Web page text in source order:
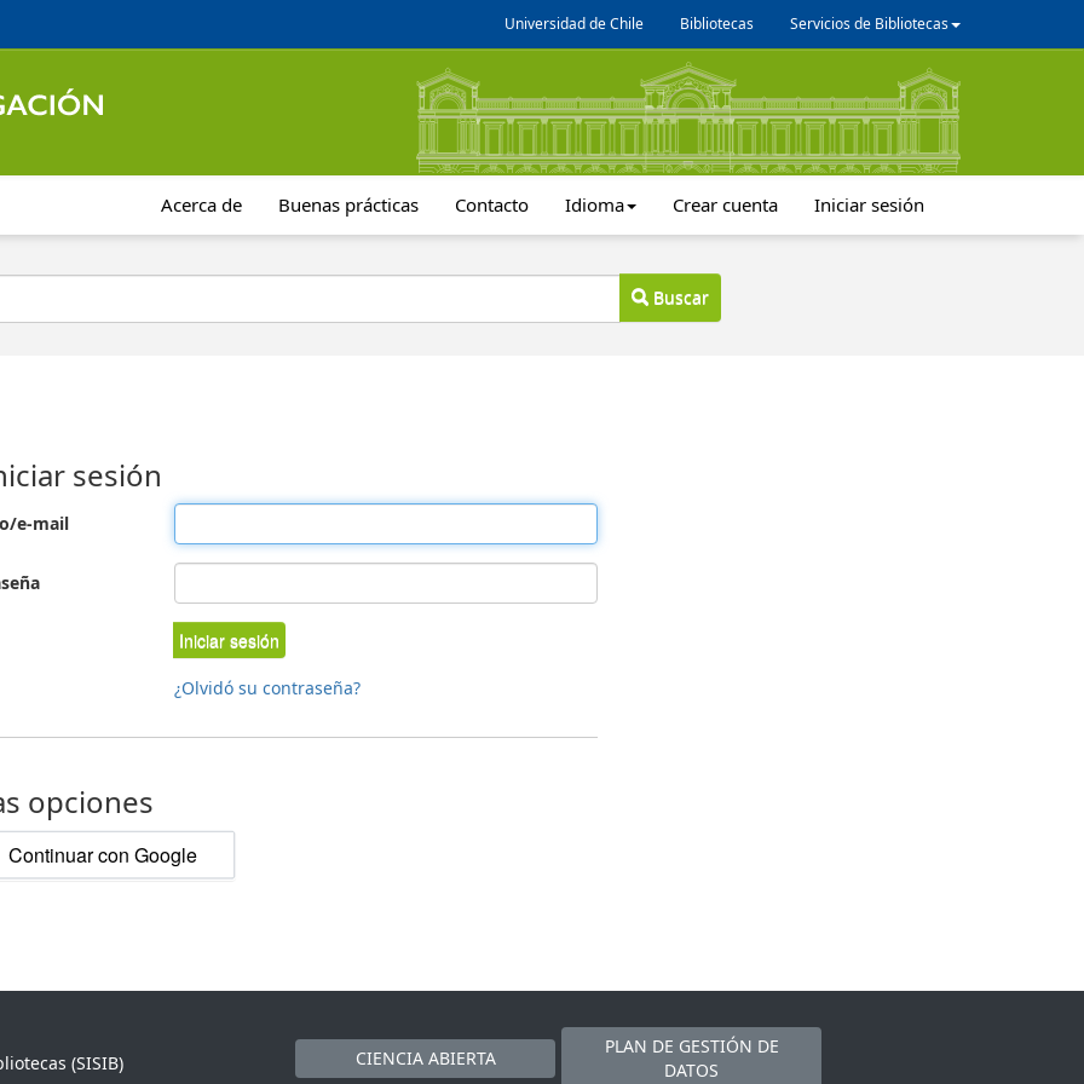
Universidad de Chile Bibliotecas Servicios de Bibliotecas
Acerca de Buenas prácticas Contacto Idioma Crear cuenta Iniciar sesión
Buscar
sesión
e-mail
Iniciar sesión
¿Olvidó su contraseña?
opciones
Continuar con Google
(SISIB)
CIENCIA ABIERTA
PLAN DE GESTIÓN DE
DATOS